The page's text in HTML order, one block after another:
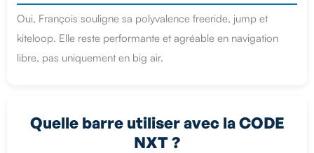
Oui, François souligne sa polyvalence freeride, jump et
kiteloop. Elle reste performante et agréable en navigation
libre, pas uniquement en big air.
Quelle barre utiliser avec la CODE
NXT ?